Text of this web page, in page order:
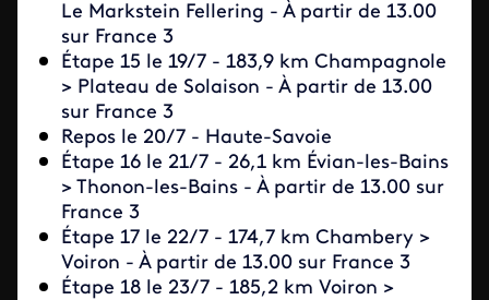
Le Markstein Fellering - À partir de 13.00
sur France 3
Étape 15 le 19/7 - 183,9 km Champagnole
> Plateau de Solaison - À partir de 13.00
sur France 3
Repos le 20/7 - Haute-Savoie
Étape 16 le 21/7 - 26,1 km Évian-les-Bains
> Thonon-les-Bains - À partir de 13.00 sur
France 3
Étape 17 le 22/7 - 174,7 km Chambery >
Voiron - À partir de 13.00 sur France 3
Étape 18 le 23/7 - 185,2 km Voiron >